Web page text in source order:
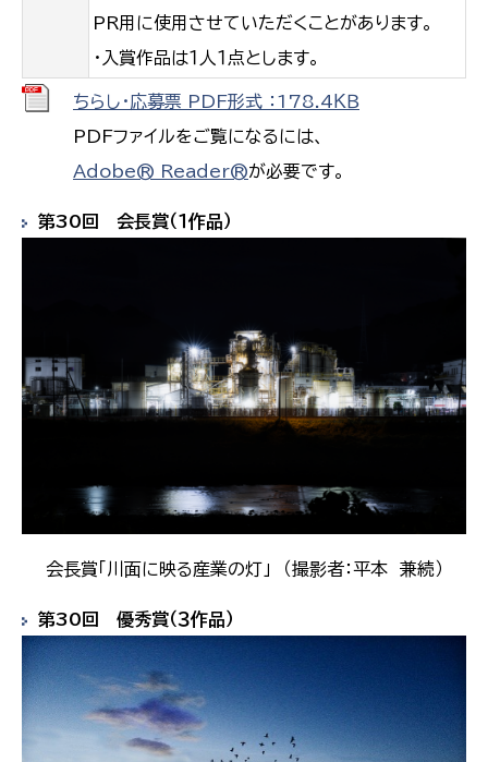
PR用に使用させていただくことがあります。
・入賞作品は１人１点とします。
ちらし・応募票 PDF形式 ：178.4ＫＢ
PDFファイルをご覧になるには、
Adobe® Reader®が必要です。
第30回 会長賞（１作品）
会長賞「川面に映る産業の灯」 （撮影者：平本 兼続）
第30回 優秀賞（３作品）